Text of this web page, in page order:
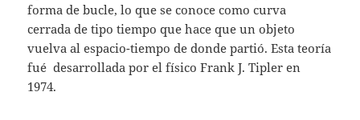
forma de bucle, lo que se conoce como curva
cerrada de tipo tiempo que hace que un objeto
vuelva al espacio-tiempo de donde partió. Esta teoría
fué desarrollada por el físico Frank J. Tipler en
1974.